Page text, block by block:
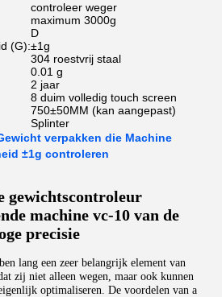
controleer weger
maximum 3000g
D
(G):±1g
304 roestvrij staal
0.01 g
2 jaar
8 duim volledig touch screen
750±50MM (kan aangepast)
Splinter
verpakken die Machine
±1g controleren
gewichtscontroleur
machine vc-10 van de
precisie
lang een zeer belangrijk element van
zij niet alleen wegen, maar ook kunnen
optimaliseren. De voordelen van a